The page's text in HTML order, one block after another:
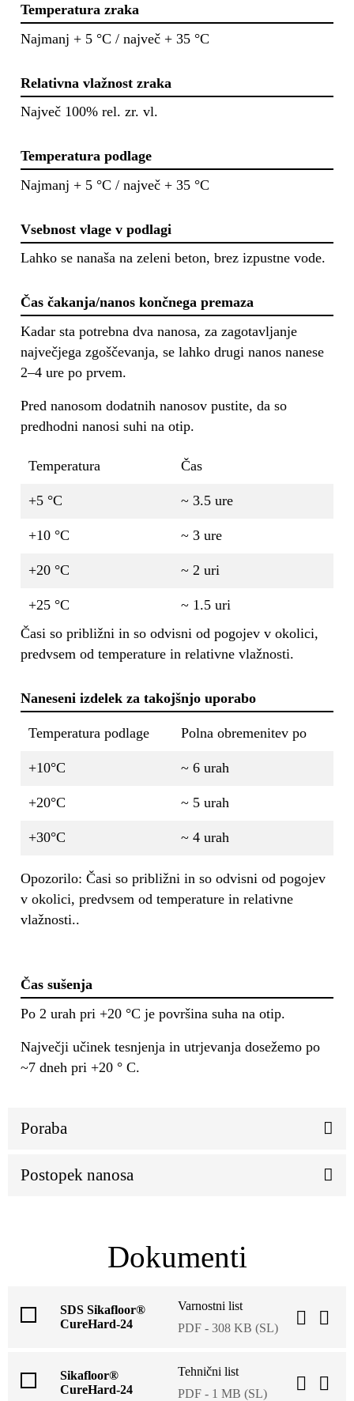
Temperatura zraka
Najmanj + 5 °C / največ + 35 °C
Relativna vlažnost zraka
Največ 100% rel. zr. vl.
Temperatura podlage
Najmanj + 5 °C / največ + 35 °C
Vsebnost vlage v podlagi
Lahko se nanaša na zeleni beton, brez izpustne vode.
Čas čakanja/nanos končnega premaza
Kadar sta potrebna dva nanosa, za zagotavljanje
največjega zgoščevanja, se lahko drugi nanos nanese
2–4 ure po prvem.
Pred nanosom dodatnih nanosov pustite, da so
predhodni nanosi suhi na otip.
Temperatura Čas
+5 °C ~ 3.5 ure
+10 °C ~ 3 ure
+20 °C ~ 2 uri
+25 °C
~ 1.5 uri
Časi so približni in so odvisni od pogojev v okolici,
predvsem od temperature in relativne vlažnosti.
Naneseni izdelek za takojšnjo uporabo
Temperatura podlage Polna obremenitev po
+10°C ~ 6 urah
+20°C ~ 5 urah
+30°C ~ 4 urah
Opozorilo: Časi so približni in so odvisni od pogojev
v okolici, predvsem od temperature in relativne
vlažnosti..
Čas sušenja
Po 2 urah pri +20 °C je površina suha na otip.
Največji učinek tesnjenja in utrjevanja dosežemo po
~7 dneh pri +20 ° C.
Poraba
Postopek nanosa
Dokumenti
SDS Sikafloor®
CureHard-24
Varnostni list
PDF - 308 KB (SL)
Sikafloor®
CureHard-24
Tehnični list
PDF - 1 MB (SL)